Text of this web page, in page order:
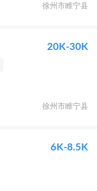
徐州市睢宁县
20K-30K
徐州市睢宁县
6K-8.5K